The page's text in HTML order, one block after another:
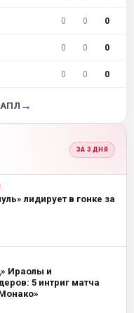
0 0 0
0 0 0
0 0 0
АПЛ →
ЗА 3 ДНЯ
лидирует в гонке за
Ираолы и
5 интриг матча